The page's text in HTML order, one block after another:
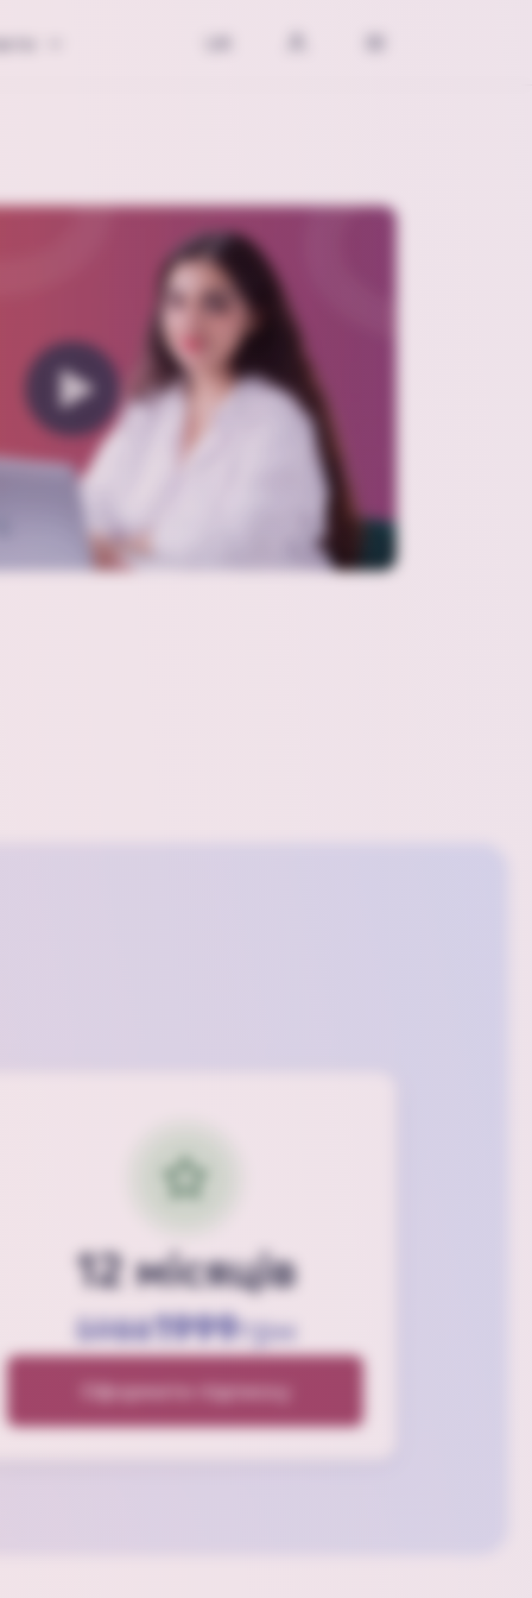
12 місяців
59881999грн
Оформити підписку